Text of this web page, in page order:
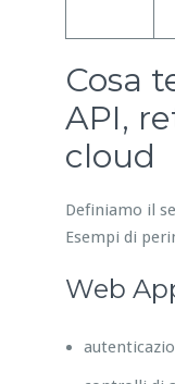
Cosa
API,
cloud
Definiamo il
Esempi di
Web